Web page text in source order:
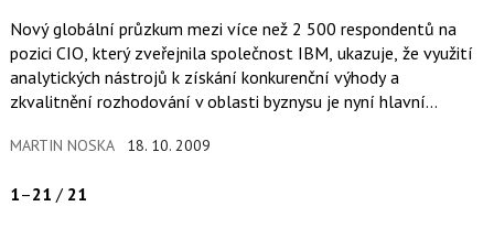
Nový globální průzkum mezi více než 2 500 respondentů na
pozici CIO, který zveřejnila společnost IBM, ukazuje, že využití
analytických nástrojů k získání konkurenční výhody a
zkvalitnění rozhodování v oblasti byznysu je nyní hlavní
MARTIN NOSKA 18. 10. 2009
1–21 / 21